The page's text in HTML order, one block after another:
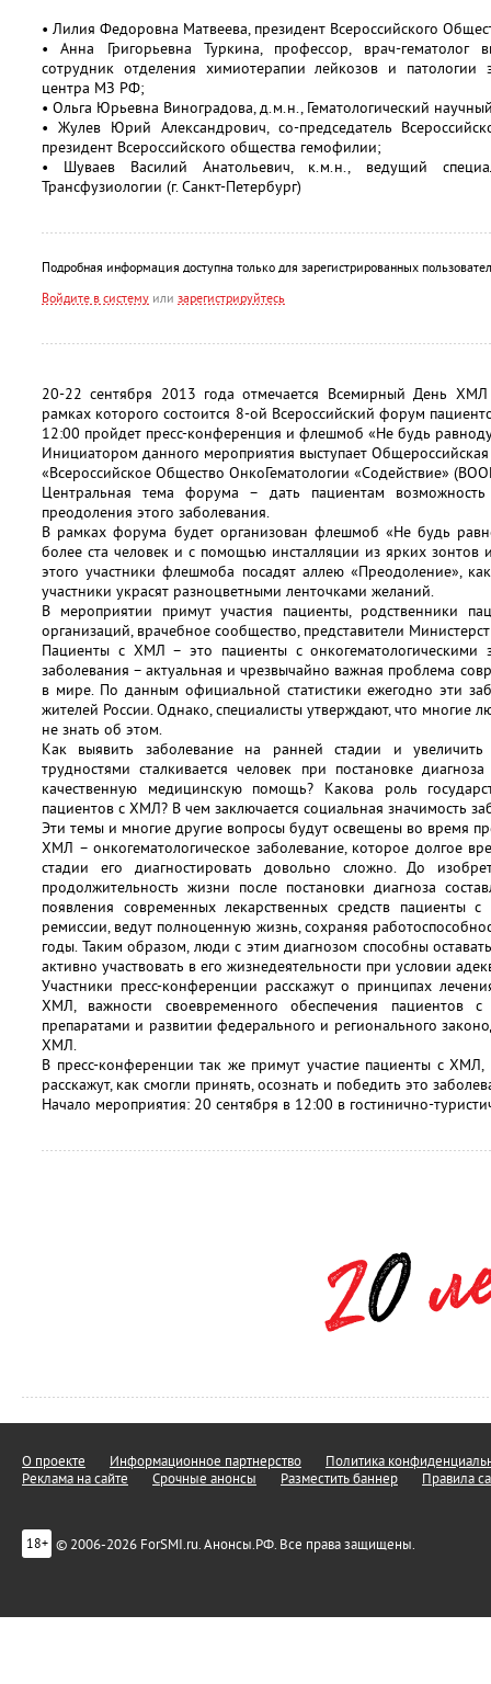
• Лилия Федоровна Матвеева, президент Всероссийского
• Анна Григорьевна Туркина, профессор, врач-
сотрудник отделения химиотерапии лейкозов и патологии
центра МЗ РФ;
• Ольга Юрьевна Виноградова, д.м.н., Гематологический
• Жулев Юрий Александрович, со-председатель
президент Всероссийского общества гемофилии;
• Шуваев Василий Анатольевич, к.м.н., ведущий
Трансфузиологии (г. Санкт-Петербург)
Подробная информация доступна только для зарегистрированных
Войдите в систему или зарегистрируйтесь
20-22 сентября 2013 года отмечается Всемирный День
рамках которого состоится 8-ой Всероссийский форум
12:00 пройдет пресс-конференция и флешмоб «Не будь
Инициатором данного мероприятия выступает
«Всероссийское Общество ОнкоГематологии «Содействие»
Центральная тема форума – дать пациентам
преодоления этого заболевания.
В рамках форума будет организован флешмоб «Не будь
более ста человек и с помощью инсталляции из ярких зонтов
этого участники флешмоба посадят аллею «Преодоление»,
участники украсят разноцветными ленточками желаний.
В мероприятии примут участия пациенты, родственники
организаций, врачебное сообщество, представители
Пациенты с ХМЛ – это пациенты с онкогематологическими
заболевания – актуальная и чрезвычайно важная проблема
в мире. По данным официальной статистики ежегодно эти
жителей России. Однако, специалисты утверждают, что многие
не знать об этом.
Как выявить заболевание на ранней стадии и
трудностями сталкивается человек при постановке
качественную медицинскую помощь? Какова роль
пациентов с ХМЛ? В чем заключается социальная значимость
Эти темы и многие другие вопросы будут освещены во время
ХМЛ – онкогематологическое заболевание, которое долгое
стадии его диагностировать довольно сложно. До
продолжительность жизни после постановки диагноза
появления современных лекарственных средств пациенты
ремиссии, ведут полноценную жизнь, сохраняя
годы. Таким образом, люди с этим диагнозом способны
активно участвовать в его жизнедеятельности при условии
Участники пресс-конференции расскажут о принципах
ХМЛ, важности своевременного обеспечения пациентов
препаратами и развитии федерального и регионального
ХМЛ.
В пресс-конференции так же примут участие пациенты с ХМЛ,
расскажут, как смогли принять, осознать и победить это
Начало мероприятия: 20 сентября в 12:00 в гостинично-
О проекте Информационное партнерство
Политика
Реклама на сайте
Срочные анонсы Разместить баннер Правила
18+ © 2006-2026 ForSMI.ru. Анонсы.РФ. Все права защищены.